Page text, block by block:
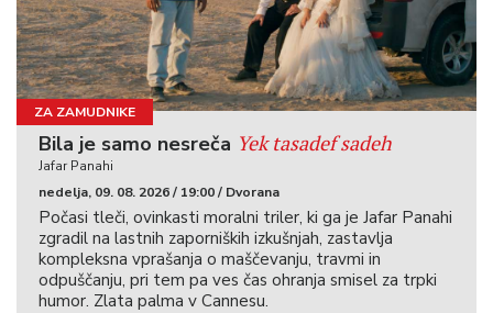
ZA ZAMUDNIKE
Bila je samo nesreča Yek tasadef sadeh
Jafar Panahi
nedelja, 09. 08. 2026 / 19:00 / Dvorana
Počasi tleči, ovinkasti moralni triler, ki ga je Jafar Panahi
zgradil na lastnih zaporniških izkušnjah, zastavlja
kompleksna vprašanja o maščevanju, travmi in
odpuščanju, pri tem pa ves čas ohranja smisel za trpki
humor. Zlata palma v Cannesu.